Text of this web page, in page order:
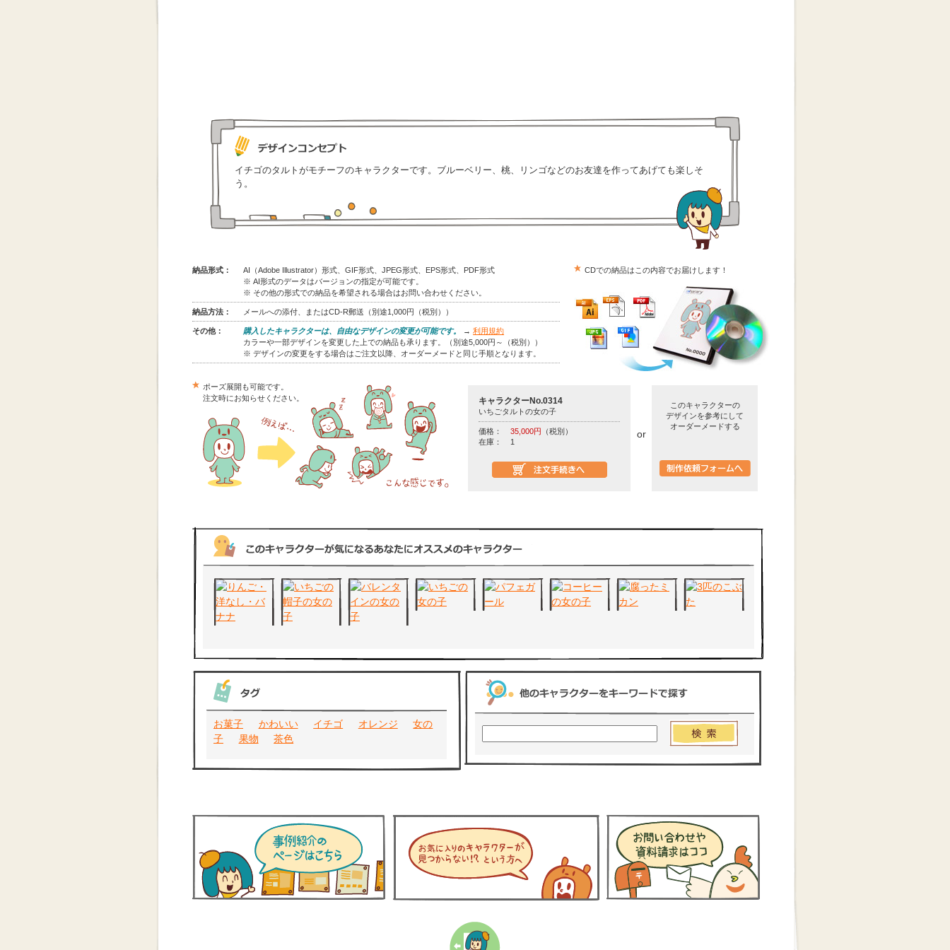
イチゴのタルトがモチーフのキャラクターです。ブルーベリー、桃、リンゴなどのお友達を作ってあげても楽しそ
う。
納品形式：
AI（Adobe Illustrator）形式、GIF形式、JPEG形式、EPS形式、PDF形式
※ AI形式のデータはバージョンの指定が可能です。
※ その他の形式での納品を希望される場合はお問い合わせください。
納品方法： メールへの添付、またはCD-R郵送（別途1,000円（税別））
その他： 購入したキャラクターは、自由なデザインの変更が可能です。 →利用規約
カラーや一部デザインを変更した上での納品も承ります。（別途5,000円～（税別））
※ デザインの変更をする場合はご注文以降、オーダーメードと同じ手順となります。
CDでの納品はこの内容でお届けします！
ポーズ展開も可能です。
注文時にお知らせください。
キャラクターNo.0314
いちごタルトの女の子
価格： 35,000円 （税別）
在庫：
1
or
このキャラクターの
デザインを参考にして
オーダーメードする
お菓子 かわいい イチゴ オレンジ
女の
子
果物 茶色